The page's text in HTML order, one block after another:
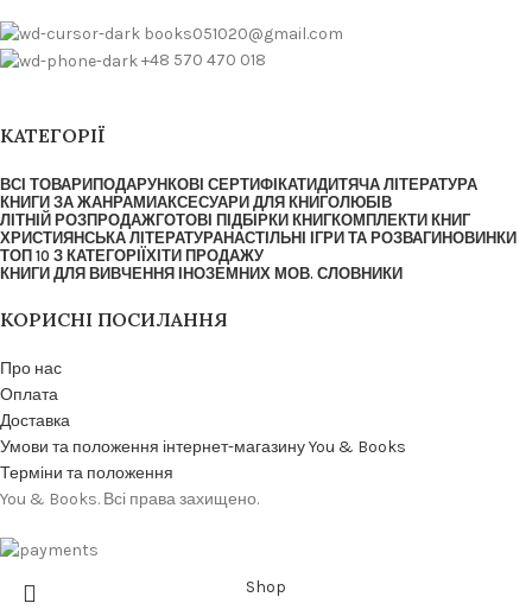
books051020@gmail.com
+48 570 470 018
КАТЕГОРІЇ
ВСІ ТОВАРИ ПОДАРУНКОВІ СЕРТИФІКАТИДИТЯЧА ЛІТЕРАТУРА
КНИГИ ЗА ЖАНРАМИАКСЕСУАРИ ДЛЯ КНИГОЛЮБІВ
ЛІТНІЙ РОЗПРОДАЖГОТОВІ ПІДБІРКИ КНИГКОМПЛЕКТИ КНИГ
ХРИСТИЯНСЬКА ЛІТЕРАТУРАНАСТІЛЬНІ ІГРИ ТА РОЗВАГИ НОВИНКИ
ТОП 10 З КАТЕГОРІЇ ХІТИ ПРОДАЖУ
КНИГИ ДЛЯ ВИВЧЕННЯ ІНОЗЕМНИХ МОВ. СЛОВНИКИ
КОРИСНІ ПОСИЛАННЯ
Про нас
Оплата
Доставка
Умови та положення інтернет-магазину You & Books
Терміни та положення
You & Books. Всі права захищено.
Shop